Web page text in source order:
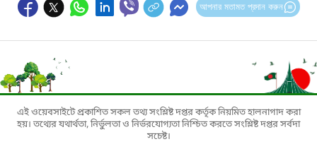
আপনার মতামত প্রদান করুন
এই ওয়েবসাইটে প্রকাশিত সকল তথ্য সংশ্লিষ্ট দপ্তর কর্তৃক নিয়মিত হালনাগাদ করা
হয়। তথ্যের যথার্থতা, নির্ভুলতা ও নির্ভরযোগ্যতা নিশ্চিত করতে সংশ্লিষ্ট দপ্তর সর্বদা
সচেষ্ট।